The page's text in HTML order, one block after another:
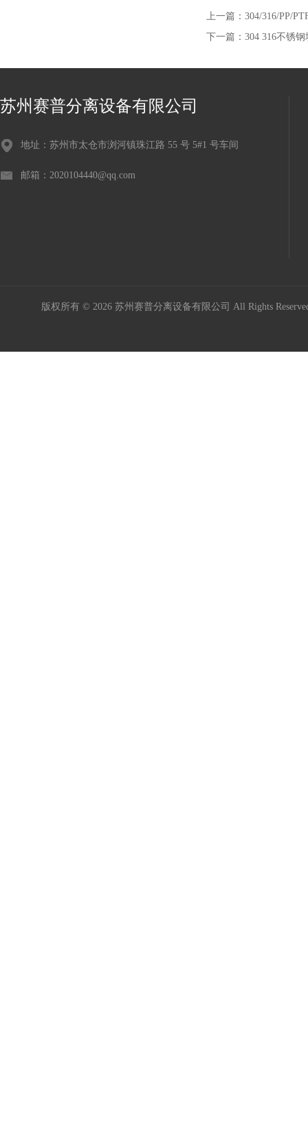
上一篇： 304/316/PP/
下一篇： 304 316不锈
苏州赛普分离设备有限公司
地址：苏州市太仓市浏河镇珠江路 55 号 5#1 号车间
邮箱：2020104440@qq.com
版权所有 © 2026 苏州赛普分离设备有限公司 All Rights